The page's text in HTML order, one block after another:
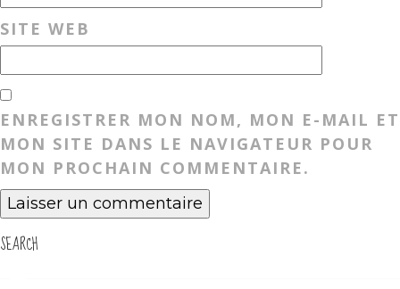
SITE WEB
ENREGISTRER MON NOM, MON E-MAIL ET
MON SITE DANS LE NAVIGATEUR POUR
MON PROCHAIN COMMENTAIRE.
SEARCH